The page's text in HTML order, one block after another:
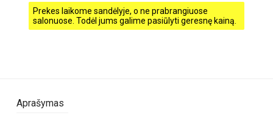
Prekes laikome sandėlyje, o ne prabrangiuose
salonuose. Todėl jums galime pasiūlyti geresnę kainą.
Aprašymas